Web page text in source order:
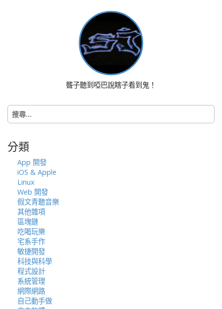
i
o
n
聾子聽到啞巴說瞎子看到鬼！
搜
尋
字:
分類
App 開發
iOS & Apple
Linux
Web 開發
假文青聽音樂
其他雜項
區塊鏈
吃喝玩樂
宅系手作
敏捷開發
科技與科學
程式設計
系統管理
網際網路
自己動手做